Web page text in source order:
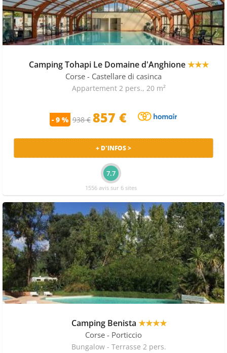
Camping Tohapi Le Domaine d'Anghione★★★
Corse - Castellare di casinca
Appartement 2 pers., 20 m²
- 9 % 938 € 857 €
+ D'INFOS >
7.7
1556 avis sur 6 sites
Camping Benista ★★★★
Corse - Porticcio
Bungalow - Terrasse 2 pers.